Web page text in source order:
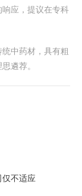
应，提议在专科
中药材，具有粗
遴荐。
不适应